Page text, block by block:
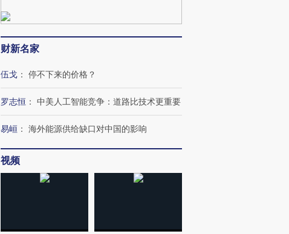
财新名家
伍戈 ： 停不下来的价格？
罗志恒 ： 中美人工智能竞争：道路比技术更重要
易峘 ： 海外能源供给缺口对中国的影响
视频